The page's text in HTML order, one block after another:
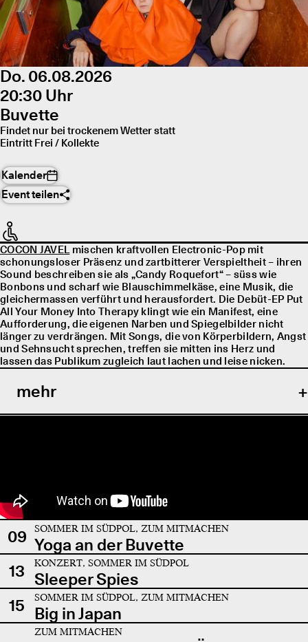
Do. 06.08.2026
20:30 Uhr
Buvette
Findet nur bei trockenem Wetter statt
Eintritt Frei / Kollekte
Kalender
Event teilen
COCON JAVELmischen kraftvollen Electronic-Pop mit
schonungsloser Präsenz und zartbitterer Verspieltheit – ihren
Sound beschreiben sie als „Candy Roquefort“ – süss wie
Bonbons und scharf wie Blauschimmelkäse, eine Musik, die
gleichermassen verführt und herausfordert. Die Debüt-EP Put
All Your Money Into Therapy klingt wie ein Manifest, eine
Aufforderung, die eigenen Narben und Spiegelbilder nicht
länger zu verdrängen. Mit Songs, die von Körperbildern, Angst
und Sehnsucht sprechen, treffen sie mitten ins Herz und
lassen das Publikum zugleich laut lachen und leise nicken.
mehr
09 SOMMER IM SÜDPOL, ZUM MITMACHEN
Yoga an der Buvette
13
KONZERT, SOMMER IM SÜDPOL
Sleeper Spies
15
SOMMER IM SÜDPOL, ZUM MITMACHEN
Big in Japan
ZUM MITMACHEN